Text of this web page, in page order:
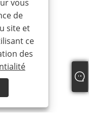
vous
de
site et
ce
des